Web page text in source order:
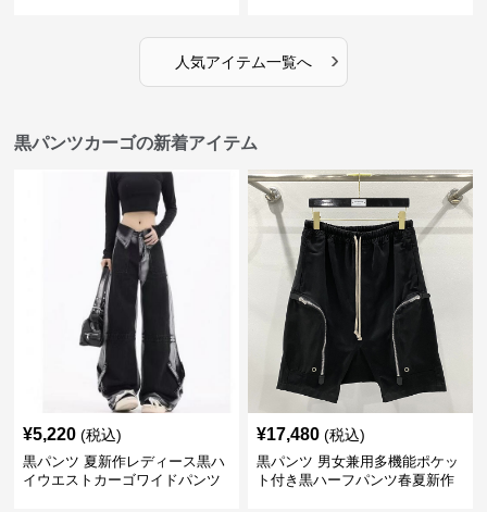
人気アイテム一覧へ ›
黒パンツカーゴの新着アイテム
¥5,220 (税込)
黒パンツ 夏新作レディース黒ハ
イウエストカーゴワイドパンツ
¥17,480 (税込)
黒パンツ 男女兼用多機能ポケッ
ト付き黒ハーフパンツ春夏新作